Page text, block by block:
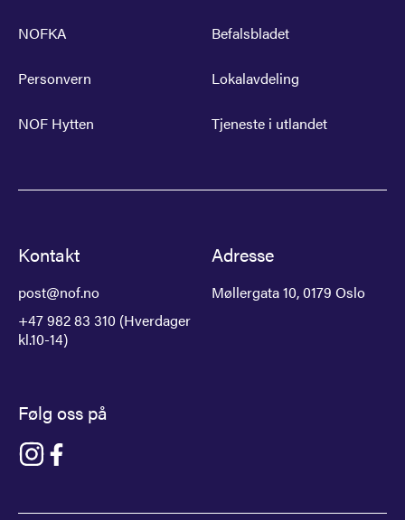
NOFKA Befalsbladet
Personvern Lokalavdeling
NOF Hytten Tjeneste i utlandet
Kontakt
post@nof.no
+47 982 83 310 (Hverdager
kl.10-14)
Adresse
Møllergata 10, 0179 Oslo
Følg oss på
Gå til NOF på instagram
Gå til NOF på facebook